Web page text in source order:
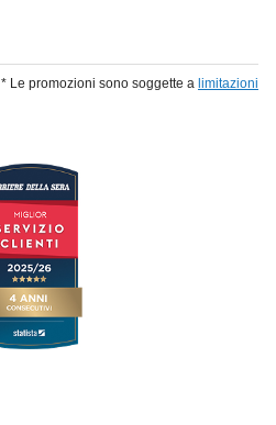
* Le promozioni sono soggette a limitazioni